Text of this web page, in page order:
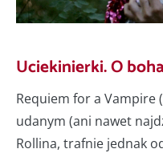
Uciekinierki. O
Requiem for a Vampire
udanym (ani nawet
Rollina, trafnie jednak